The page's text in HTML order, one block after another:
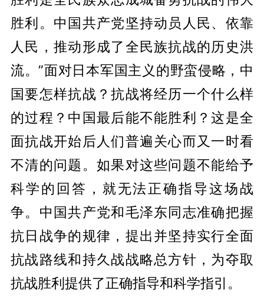
胜利。中国共产党坚持动员人民、依靠
人民，推动形成了全民族抗战的历史洪
流。”面对日本军国主义的野蛮侵略，中
国要怎样抗战？抗战将经历一个什么样
的过程？中国最后能不能胜利？这是全
面抗战开始后人们普遍关心而又一时看
不清的问题。如果对这些问题不能给予
科学的回答，就无法正确指导这场战
争。中国共产党和毛泽东同志准确把握
抗日战争的规律，提出并坚持实行全面
抗战路线和持久战战略总方针，为夺取
抗战胜利提供了正确指导和科学指引。